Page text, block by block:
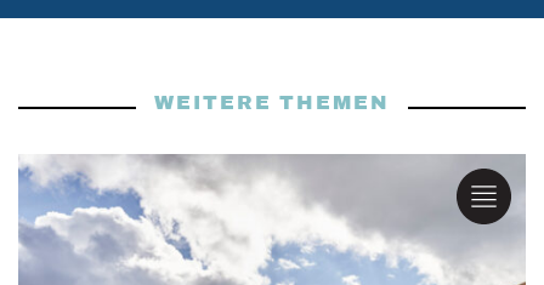
WEITERE THEMEN